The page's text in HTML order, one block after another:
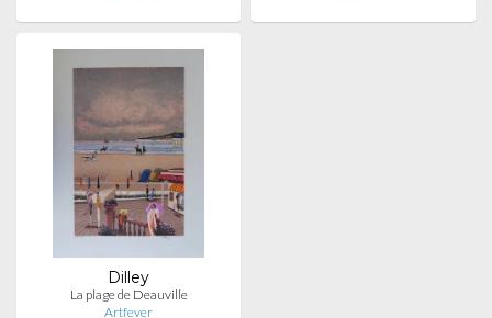
Dilley
La plage de Deauville
Artfever